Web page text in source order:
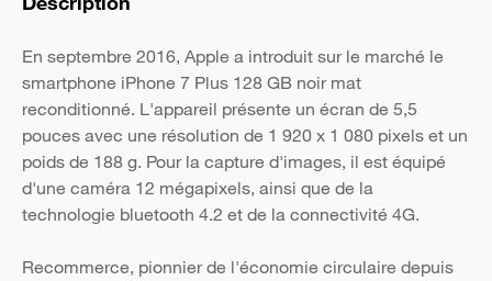
En septembre 2016, Apple a introduit sur le marché le
smartphone iPhone 7 Plus 128 GB noir mat
reconditionné. L'appareil présente un écran de 5,5
pouces avec une résolution de 1 920 x 1 080 pixels et un
poids de 188 g. Pour la capture d'images, il est équipé
d'une caméra 12 mégapixels, ainsi que de la
technologie bluetooth 4.2 et de la connectivité 4G.
Recommerce, pionnier de l'économie circulaire depuis